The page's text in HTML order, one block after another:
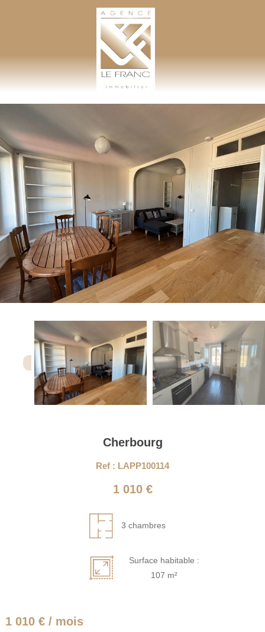
AGENCE LEFRANC IMMOBILIER
Cherbourg
Ref : LAPP100114
1 010 €
3 chambres
Surface habitable :
107 m²
1 010 € / mois